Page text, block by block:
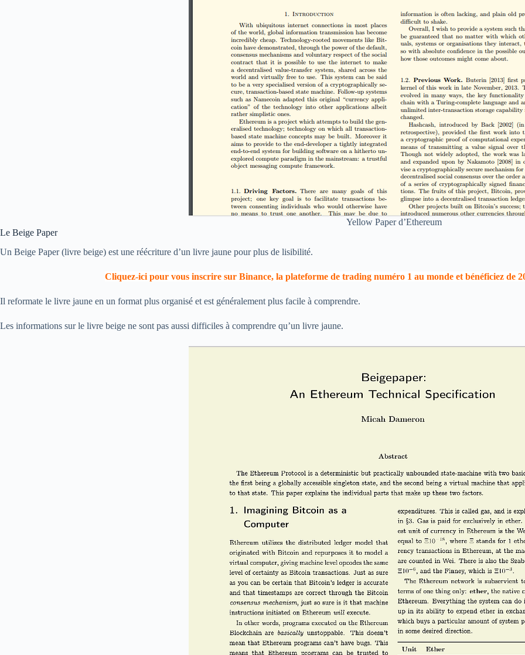
Yellow Paper d’Ethereum
Le Beige Paper
Un Beige Paper (livre beige) est une réécriture d’un livre jaune pour plus de lisibilité.
Cliquez-ici pour vous inscrire sur Binance, la plateforme de trading numéro 1 au monde et bénéficiez de
Il reformate le livre jaune en un format plus organisé et est généralement plus facile à comprendre.
Les informations sur le livre beige ne sont pas aussi difficiles à comprendre qu’un livre jaune.